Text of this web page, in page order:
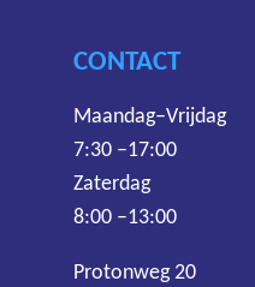
CONTACT
Maandag–Vrijdag
7:30 –17:00
Zaterdag
8:00 –13:00
Protonweg 20